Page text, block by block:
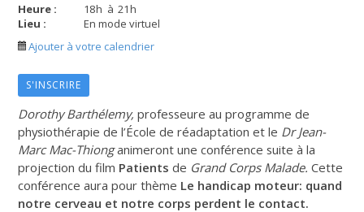
Heure : 18h à 21h
Lieu :
En mode virtuel
Ajouter à votre calendrier
S'INSCRIRE
Dorothy Barthélemy,professeure au programme de
physiothérapie de l’École de réadaptation et le Dr Jean-
Marc Mac-Thionganimeront une conférence suite à la
projection du film Patients de Grand Corps Malade. Cette
conférence aura pour thème Le handicap moteur: quand
notre cerveau et notre corps perdent le contact.